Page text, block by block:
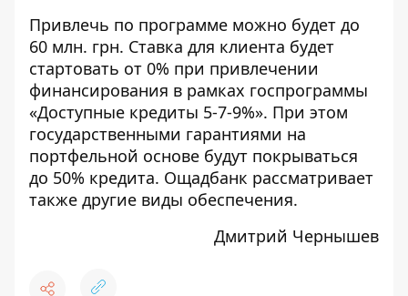
Привлечь по программе можно будет до
60 млн. грн. Ставка для клиента будет
стартовать от 0% при привлечении
финансирования в рамках госпрограммы
«Доступные кредиты 5-7-9%». При этом
государственными гарантиями на
портфельной основе будут покрываться
до 50% кредита. Ощадбанк рассматривает
также другие виды обеспечения.
Дмитрий Чернышев